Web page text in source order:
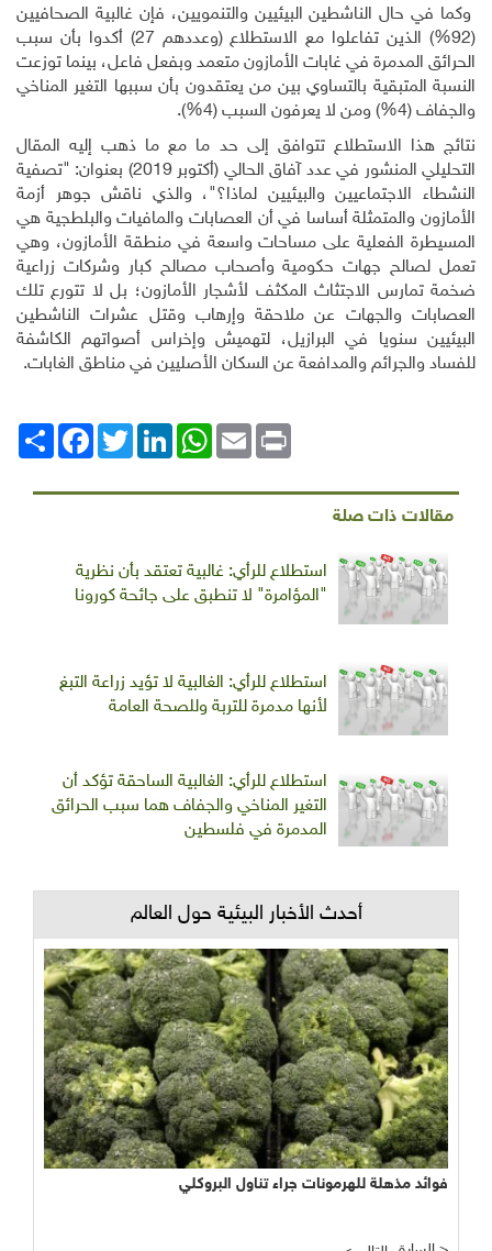
وكما في حال الناشطين البيئيين والتنمويين، فإن غالبية الصحافيين
(92%) الذين تفاعلوا مع الاستطلاع (وعددهم 27) أكدوا بأن سبب
الحرائق المدمرة في غابات الأمازون متعمد وبفعل فاعل، بينما توزعت
النسبة المتبقية بالتساوي بين من يعتقدون بأن سببها التغير المناخي
والجفاف (4%) ومن لا يعرفون السبب (4%).
نتائج هذا الاستطلاع تتوافق إلى حد ما مع ما ذهب إليه المقال
التحليلي المنشور في عدد آفاق الحالي (أكتوبر 2019) بعنوان: "تصفية
النشطاء الاجتماعيين والبيئيين لماذا؟"، والذي ناقش جوهر أزمة
الأمازون والمتمثلة أساسا في أن العصابات والمافيات والبلطجية هي
المسيطرة الفعلية على مساحات واسعة في منطقة الأمازون، وهي
تعمل لصالح جهات حكومية وأصحاب مصالح كبار وشركات زراعية
ضخمة تمارس الاجتثاث المكثف لأشجار الأمازون؛ بل لا تتورع تلك
العصابات والجهات عن ملاحقة وإرهاب وقتل عشرات الناشطين
البيئيين سنويا في البرازيل، لتهميش وإخراس أصواتهم الكاشفة
للفساد والجرائم والمدافعة عن السكان الأصليين في مناطق الغابات.
انشر
FacebookTwitterLinkedIn
WhatsAppEmail Print
مقالات ذات صلة
استطلاع للرأي: غالبية تعتقد بأن نظرية
"المؤامرة" لا تنطبق على جائحة كورونا
استطلاع للرأي: الغالبية لا تؤيد زراعة التبغ
لأنها مدمرة للتربة وللصحة العامة
استطلاع للرأي: الغالبية الساحقة تؤكد أن
التغير المناخي والجفاف هما سبب الحرائق
المدمرة في فلسطين
أحدث الأخبار البيئية حول العالم
فوائد مذهلة للهرمونات جراء تناول البروكلي